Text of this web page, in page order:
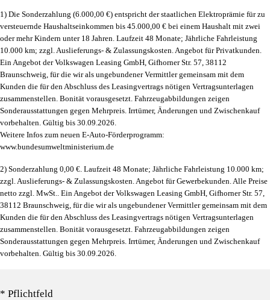
* Pflichtfeld
1) Die Sonderzahlung (6.000,00 €) entspricht der staatlichen Elektroprämie für zu
versteuernde Haushaltseinkommen bis 45.000,00 € bei einem Haushalt mit zwei
oder mehr Kindern unter 18 Jahren. Laufzeit 48 Monate; Jährliche Fahrleistung
10.000 km; zzgl. Auslieferungs- & Zulassungskosten. Angebot für Privatkunden.
Ein Angebot der Volkswagen Leasing GmbH, Gifhorner Str. 57, 38112
Braunschweig, für die wir als ungebundener Vermittler gemeinsam mit dem
Kunden die für den Abschluss des Leasingvertrags nötigen Vertragsunterlagen
zusammenstellen. Bonität vorausgesetzt. Fahrzeugabbildungen zeigen
Sonderausstattungen gegen Mehrpreis. Irrtümer, Änderungen und Zwischenkauf
vorbehalten. Gültig bis 30.09.2026.
Weitere Infos zum neuen E-Auto-Förderprogramm:
www.bundesumweltministerium.de
2) Sonderzahlung 0,00 €. Laufzeit 48 Monate; Jährliche Fahrleistung 10.000 km;
zzgl. Auslieferungs- & Zulassungskosten. Angebot für Gewerbekunden. Alle Preise
netto zzgl. MwSt.. Ein Angebot der Volkswagen Leasing GmbH, Gifhorner Str. 57,
38112 Braunschweig, für die wir als ungebundener Vermittler gemeinsam mit dem
Kunden die für den Abschluss des Leasingvertrags nötigen Vertragsunterlagen
zusammenstellen. Bonität vorausgesetzt. Fahrzeugabbildungen zeigen
Sonderausstattungen gegen Mehrpreis. Irrtümer, Änderungen und Zwischenkauf
vorbehalten. Gültig bis 30.09.2026.